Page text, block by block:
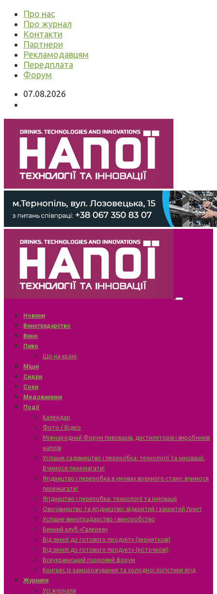
Про нас
Про журнал
Контакти
Партнери
Рекламодавцям
Передплата
Форум
07.08.2026
Новини
Виноградарство
Вино
Пиво
Що на крані
Міцні
Сидри
Соки
Медоваріння
Події
Календар
Фото / Відео
Міжнародний Форум пивоварів, дистиляторів і виробників
напоїв
Успішне садівництво і переробка: технології та інновації.
Вчимося перемагати!
Ягідництво і переробка в умовах воєнного стану: вчимося
перемагати!
Ягідництво і переробка: технології та інновації
Овочівництво та ягідництво: відкритий і закритий ґрунт
Успішне виноградарство і виноробство
Винний клуб «Галерея»
Від землі до готового продукту (зерняткові)
Від землі до готового продукту (кісточкові)
Всеукраїнський горіховий форум
Конгрес із заморожування та холодної логістики ягід
Журнали
Усі журнали